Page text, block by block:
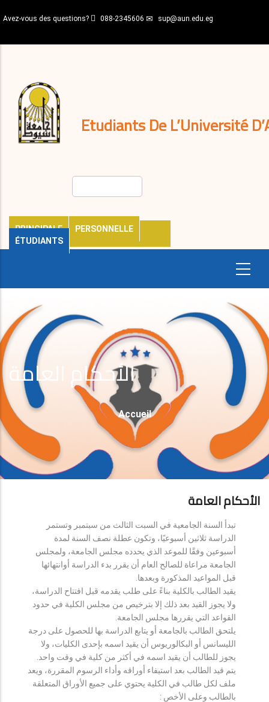
au
principal
Avez-vous des questions? 088-2345606 sup@aun.edu.eg
Etudiants De L’Université
PRINCIPALE
PERSONNELLE
ÉTUDIANTS
décisions
Expatriés
Journal
الأحكام العامة
Fil
D'Ariane
Accueil
الأحكام العامة
تبدأ السنة الجامعية في السبت الثالث من سبتمبر وتستمر
الدراسة ثلاثين أسبوعيًا، وتكون عطلة نصف السنة لمدة
أسبوعين وفقًا للموعد الذي يحدده مجلس الجامعة، ولمجلس
الجامعة مراعاة للصالح العام أن يقرر بدء الدراسة أوانتهائها
قبل المواعيد المذكورة وبعدها.
يقيد الطالب بالكلية بناءً على طلب يقدمه قبل افتتاح الدراسة،
ولا يجوز القيد بعد ذلك إلا بترخيص من مجلس الكلية في حدود
القواعد التي يقررها مجلس الجامعة.
يلتحق الطالب بالجامعة أو يتابع الدراسة بها للحصول على درجة
الليسانس أو البكالوريوس أن يقيد اسمه بإحدى الكليات، ولا
يجوز للطالب أن يقيد اسمه في أكثر من كلية في وقت واحد.
يتم قيد الطالب بعد استيفاء أوراقه وأداء الرسوم المقررة، ويعد
ملف لكل طالب في الكلية يحتوي على جميع الأوراق المتعلقة
بالطالب وعلى الأخص :